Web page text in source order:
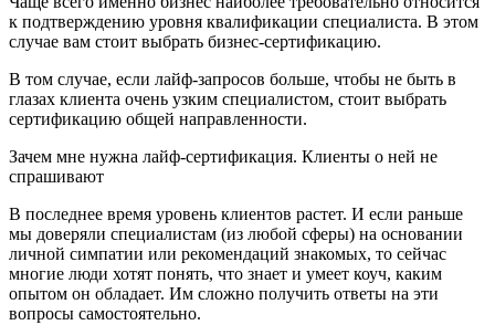
к подтверждению уровня квалификации специалиста. В этом
случае вам стоит выбрать бизнес-сертификацию.
В том случае, если лайф-запросов больше, чтобы не быть в
глазах клиента очень узким специалистом, стоит выбрать
сертификацию общей направленности.
Зачем мне нужна лайф-сертификация. Клиенты о ней не
спрашивают
В последнее время уровень клиентов растет. И если раньше
мы доверяли специалистам (из любой сферы) на основании
личной симпатии или рекомендаций знакомых, то сейчас
многие люди хотят понять, что знает и умеет коуч, каким
опытом он обладает. Им сложно получить ответы на эти
вопросы самостоятельно.